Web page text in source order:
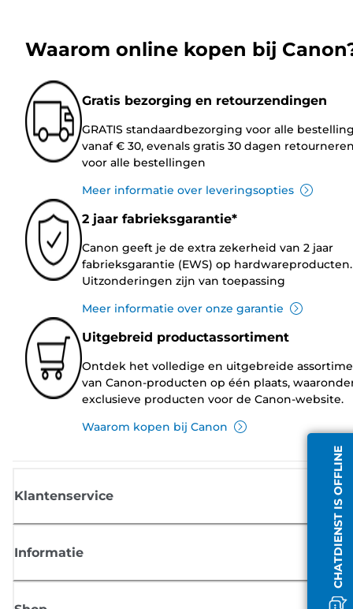
CHATDIENST IS OFFLINE
Waarom online kopen bij
Gratis bezorging en retourzendingen
GRATIS standaardbezorging voor alle
vanaf € 30, evenals gratis 30 dagen
voor alle bestellingen
Meer informatie over leveringsopties
2 jaar fabrieksgarantie*
Canon geeft je de extra zekerheid van 2 jaar
fabrieksgarantie (EWS) op hardwareproducten.
Uitzonderingen zijn van toepassing
Meer informatie over onze garantie
Uitgebreid productassortiment
Ontdek het volledige en uitgebreide
van Canon-producten op één plaats,
exclusieve producten voor de Canon-website.
Waarom kopen bij Canon
Klantenservice
Informatie